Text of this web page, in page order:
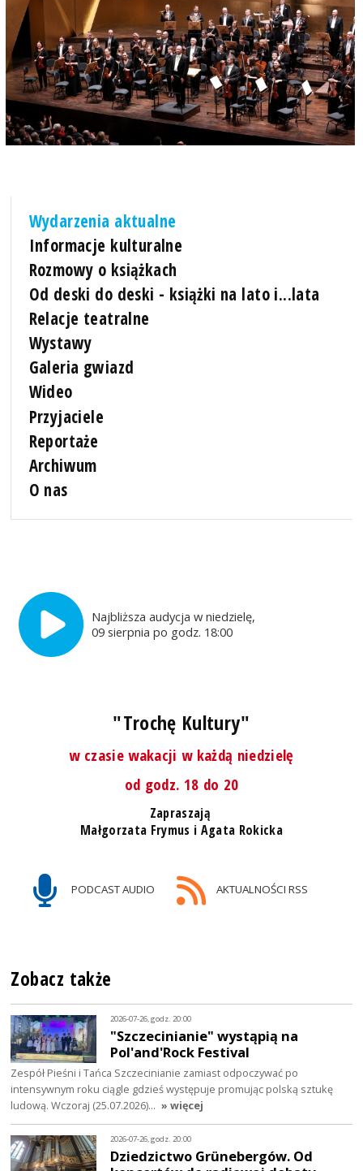
Wydarzenia aktualne
Informacje kulturalne
Rozmowy o książkach
Od deski do deski - książki na lato i...lata
Relacje teatralne
Wystawy
Galeria gwiazd
Wideo
Przyjaciele
Reportaże
Archiwum
O nas
Najbliższa audycja w niedzielę,
09 sierpnia po godz. 18:00
"Trochę Kultury"
w czasie wakacji w każdą niedzielę
od godz. 18 do 20
Zapraszają
Małgorzata Frymus i Agata Rokicka
PODCAST AUDIO AKTUALNOŚCI RSS
Zobacz także
2026-07-26, godz. 20:00
"Szczecinianie" wystąpią na
Pol'and'Rock Festival
Zespół Pieśni i Tańca Szczecinianie zamiast odpoczywać po
intensywnym roku ciągle gdzieś występuje promując polską sztukę
ludową. Wczoraj (25.07.2026)… » więcej
2026-07-26, godz. 20:00
Dziedzictwo Grünebergów. Od